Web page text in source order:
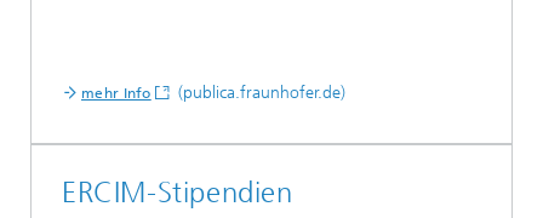
mehr Info (publica.fraunhofer.de)
ERCIM-Stipendien